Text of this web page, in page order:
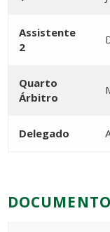
Assistente
2
Quarto
Árbitro
Delegado